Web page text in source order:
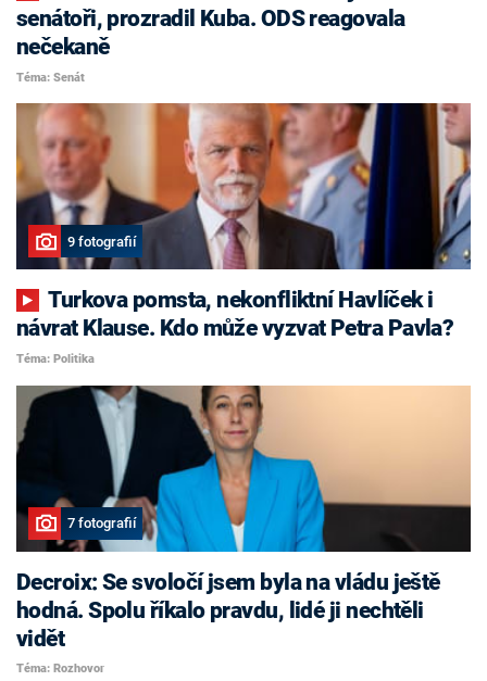
senátoři, prozradil Kuba. ODS reagovala
nečekaně
Téma: Senát
9 fotografií
Turkova pomsta, nekonfliktní Havlíček i
návrat Klause. Kdo může vyzvat Petra Pavla?
Téma: Politika
7 fotografií
Decroix: Se svoločí jsem byla na vládu ještě
hodná. Spolu říkalo pravdu, lidé ji nechtěli
vidět
Téma: Rozhovor